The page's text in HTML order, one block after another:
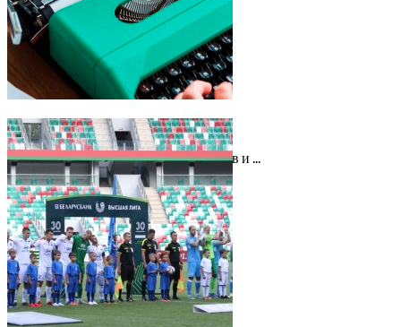
Аналитика/ 29 сентября 2022
Регистрация объектов авторских прав и ...
Депонирование в Беларуси